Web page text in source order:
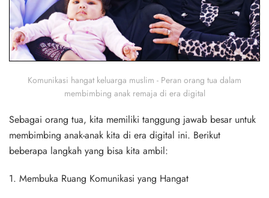
Komunikasi hangat keluarga muslim - Peran orang tua dalam
membimbing anak remaja di era digital
Sebagai orang tua, kita memiliki tanggung jawab besar untuk
membimbing anak-anak kita di era digital ini. Berikut
beberapa langkah yang bisa kita ambil:
1. Membuka Ruang Komunikasi yang Hangat